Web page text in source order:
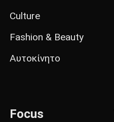
Culture
Fashion & Beauty
Αυτοκίνητο
Focus